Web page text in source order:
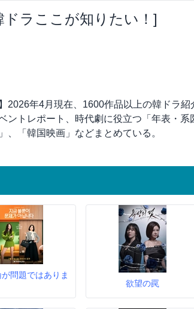
ラここが知りたい！]
2026年4月現在、1600作品以上の韓ドラ
ントレポート、時代劇に役立つ「年表・系
、「韓国映画」などまとめている。
問題ではありま
欲望の罠